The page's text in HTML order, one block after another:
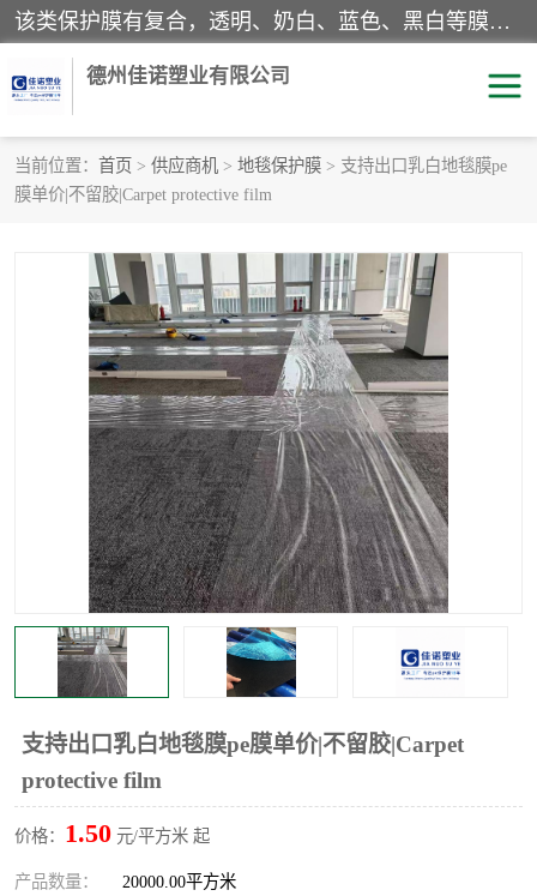
该类保护膜有复合，透明、奶白、蓝色、黑白等膜型。特高粘，高粘，中高粘，中粘，中低粘，低粘等。对于不同的粘力要求有相应的产品相适配。无胶渍残留污染。在较宽的收卷幅度下平整无皱纹，收卷长度大，利于机械化及自动化施工粘贴。为您的产品提供的表面保护解决方案。 产品广泛适用于：铝材、不锈钢、金属、塑料、电子、家电、家具、玻璃、化工材料、装饰材料等。
德州佳诺塑业有限公司
当前位置： 首页 > 供应商机 > 地毯保护膜 > 支持出口乳白地毯膜pe
膜单价|不留胶|Carpet protective film
支持出口乳白地毯膜pe膜单价|不留胶|Carpet
protective film
价格： 1.50 元/平方米 起
产品数量： 20000.00平方米
pe保护膜
地毯保护膜 家具保护膜
拉伸缠绕膜 透明保护膜
黑白保护膜 乳白保护膜
明蓝保护膜 纯黑保护膜
印字保护膜 彩钢板保护膜
不绣钢板保护膜 两边上胶保护膜
窗缝阻风胶带 铝板保护膜
不锈钢板保护膜 一次性隔离膜